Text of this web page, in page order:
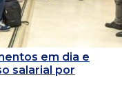
em dia e
salarial por